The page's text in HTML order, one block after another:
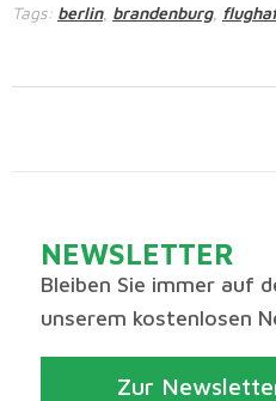
Tags: berlin, brandenburg,
NEWSLETTER
Bleiben Sie immer auf
unserem kostenlosen
Zur